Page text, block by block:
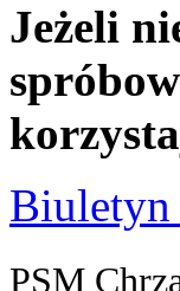
Jeżeli
Biuletyn
PSM